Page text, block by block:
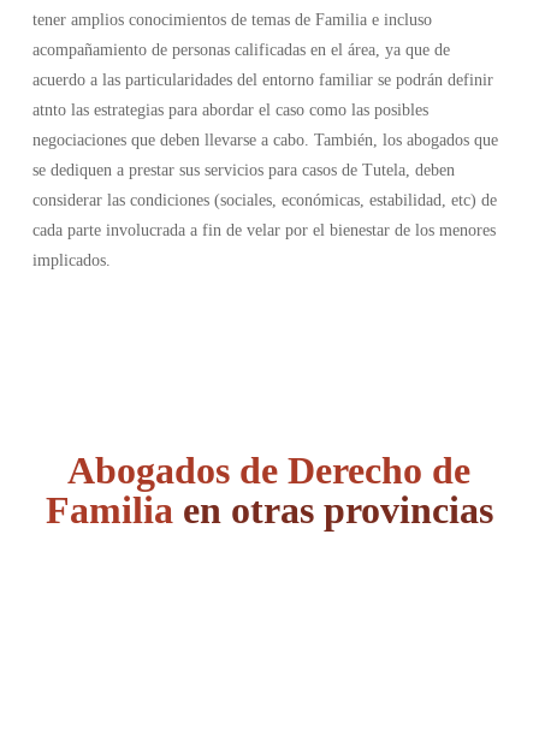
tener amplios conocimientos de temas de Familia e incluso
acompañamiento de personas calificadas en el área, ya que de
acuerdo a las particularidades del entorno familiar se podrán definir
atnto las estrategias para abordar el caso como las posibles
negociaciones que deben llevarse a cabo. También, los abogados que
se dediquen a prestar sus servicios para casos de Tutela, deben
considerar las condiciones (sociales, económicas, estabilidad, etc) de
cada parte involucrada a fin de velar por el bienestar de los menores
implicados.
Abogados de Derecho de
Familia en otras provincias